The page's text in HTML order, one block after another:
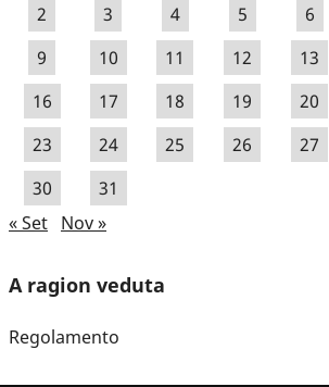
2
3 4 5 6
9
10 11 12 13
16
17 18 19 20
23
24 25 26 27
30
31
« Set Nov »
A ragion veduta
Regolamento